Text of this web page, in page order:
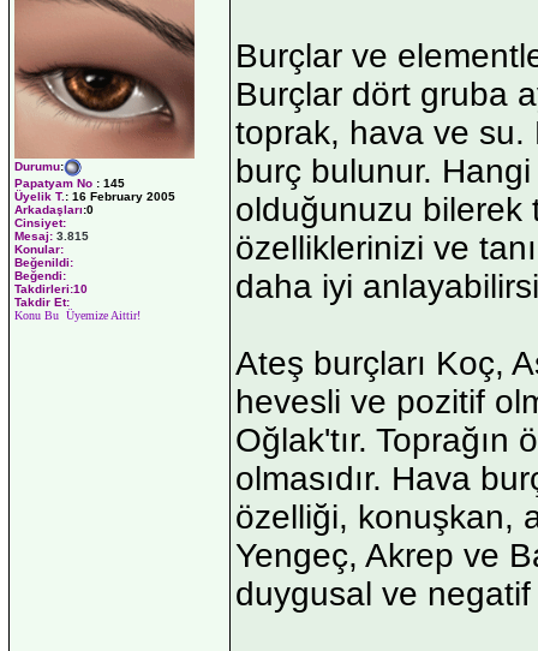
Durumu:
Papatyam No : 145
Üyelik T. : 16 February 2005
Arkadaşları:0
Cinsiyet:
Mesaj: 3.815
Konular:
Beğenildi:
Beğendi:
Takdirleri:10
Takdir Et:
Konu Bu Üyemize Aittir!
Burçlar ve
Burçlar dört gruba
toprak, hava ve su.
burç bulunur.
olduğunuzu bilerek
özelliklerinizi ve
daha iyi
Ateş burçları Koç,
hevesli ve pozitif
Oğlak'tır.
olmasıdır. Hava
özelliği, konuşkan,
Yengeç, Akrep ve
duygusal ve negatif